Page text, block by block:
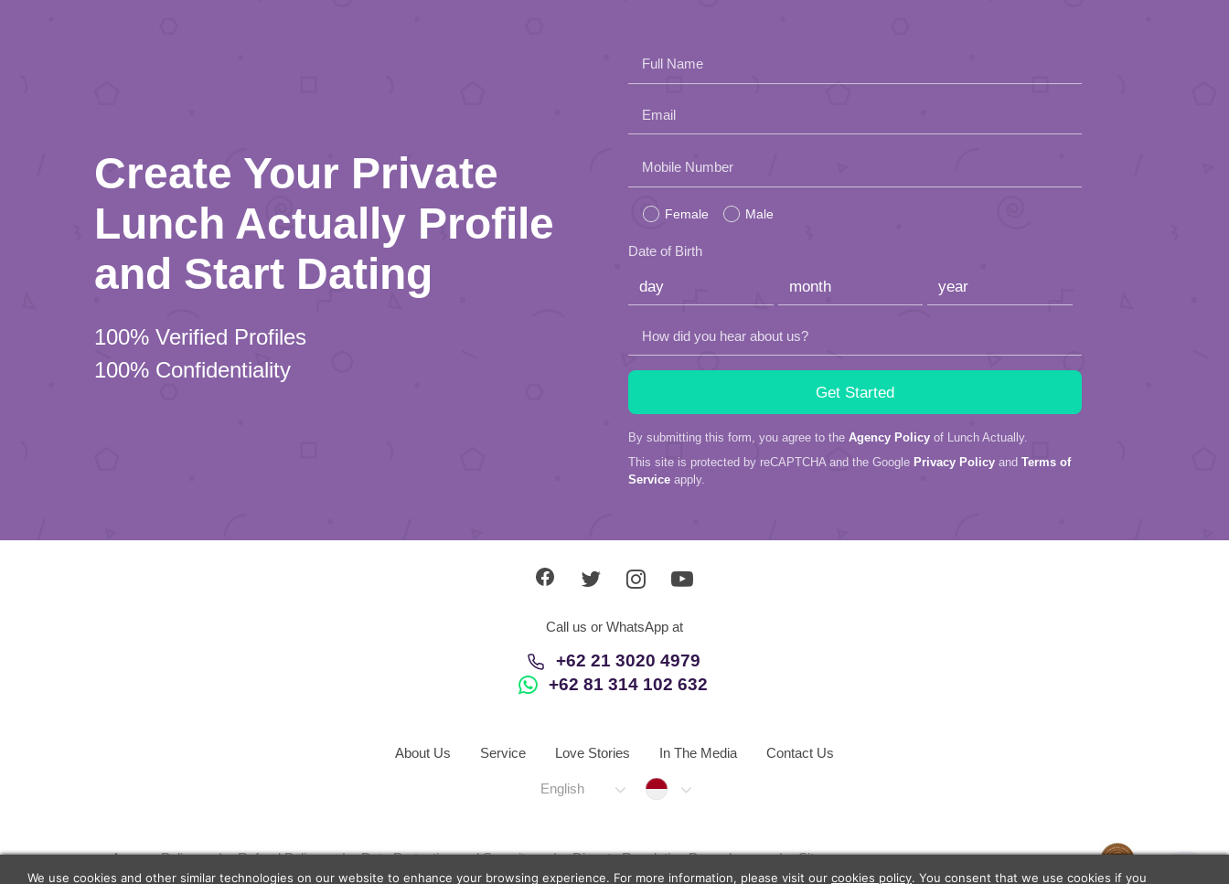
Create Your Private
Lunch Actually Profile
and Start Dating
100% Verified Profiles
100% Confidentiality
Full Name
Email
Please
empty.
Mobile Number
Female Male
Date of Birth
How did you hear about us?
By submitting this form, you agree to the Agency Policy of Lunch Actually.
This site is protected by reCAPTCHA and the Google Privacy Policy and Terms of
Service apply.
Call us or WhatsApp at
+62 21 3020 4979
+62 81 314 102 632
About Us Service Love Stories In The Media Contact Us
English Indonesia
Agency Policy Refund Policy Data Protection and Security Dispute Resolution Procedures
Sitemap
We use cookies and other similar technologies on our website to enhance your browsing experience. For more information, please visit our cookies policy. You consent that we use cookies if you